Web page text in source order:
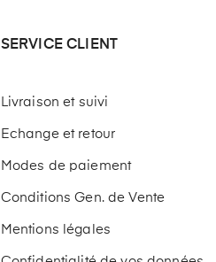
SERVICE CLIENT
Livraison et suivi
Echange et retour
Modes de paiement
Conditions Gen. de Vente
Mentions légales